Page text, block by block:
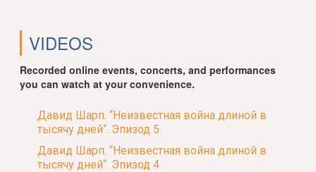
VIDEOS
Recorded online events, concerts, and performances
you can watch at your convenience.
Давид Шарп. “Неизвестная война длиной в
тысячу дней“. Эпизод 5.
Давид Шарп. “Неизвестная война длиной в
тысячу дней“. Эпизод 4.